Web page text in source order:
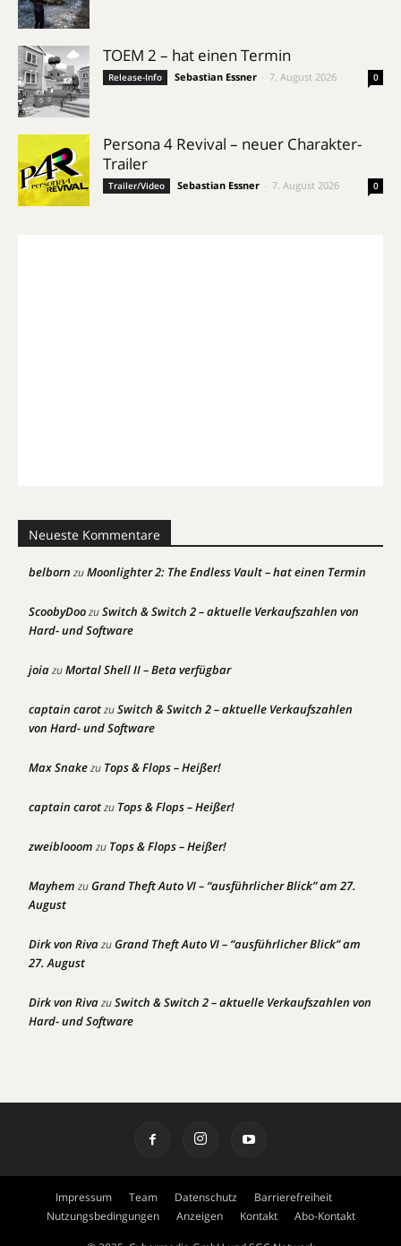
TOEM 2 – hat einen Termin
Release-Info Sebastian Essner 7. August 2026 0
Persona 4 Revival – neuer Charakter-
Trailer
Trailer/Video Sebastian Essner 7. August 2026 0
Neueste Kommentare
belborn zuMoonlighter 2: The Endless Vault – hat einen Termin
ScoobyDoozuSwitch & Switch 2 – aktuelle Verkaufszahlen von
Hard- und Software
joiazuMortal Shell II – Beta verfügbar
captain carotzuSwitch & Switch 2 – aktuelle Verkaufszahlen
von Hard- und Software
Max Snakezu Tops & Flops – Heißer!
captain carotzu Tops & Flops – Heißer!
zweiblooom zu Tops & Flops – Heißer!
Mayhem zuGrand Theft Auto VI – “ausführlicher Blick” am 27.
August
Dirk von RivazuGrand Theft Auto VI – “ausführlicher Blick” am
27. August
Dirk von RivazuSwitch & Switch 2 – aktuelle Verkaufszahlen von
Hard- und Software
Impressum Team Datenschutz
Barrierefreiheit
Nutzungsbedingungen
Anzeigen Kontakt Abo-Kontakt